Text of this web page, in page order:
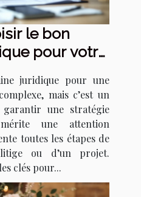
le bon
pour votre
juridique pour une
mais c’est un
une stratégie
une attention
toutes les étapes de
ou d’un projet.
clés pour...